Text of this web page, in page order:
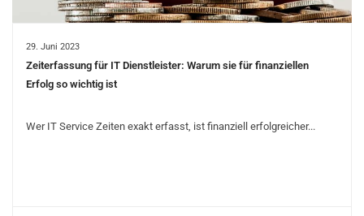
29. Juni 2023
Zeiterfassung für IT Dienstleister: Warum sie für finanziellen
Erfolg so wichtig ist
Wer IT Service Zeiten exakt erfasst, ist finanziell erfolgreicher...